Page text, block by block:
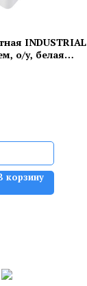
INDUSTRIAL
о/у, белая
корзину